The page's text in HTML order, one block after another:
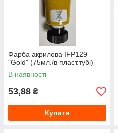
Фарба акрилова IFP129
"Gold" (75мл./в пласт.тубі)
В наявності
53,88 ₴
Купити